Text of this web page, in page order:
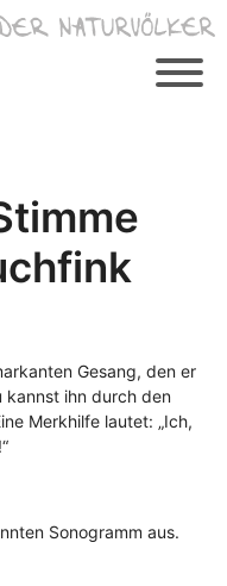
Gesang, den er
kannst ihn durch den
Merkhilfe lautet: „Ich,
Sonogramm aus.